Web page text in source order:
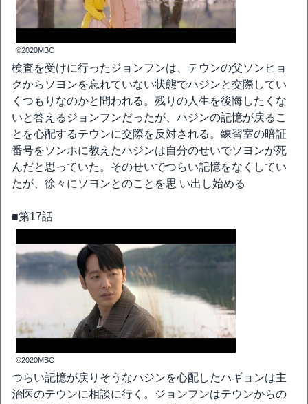
©2020MBC
検査を受けに行ったジョンフンは、テウンの父ソンヒョ
クからソヨンを忘れていない状態でハジンと交際してい
くつもりなのかと問われる。残りの人生を後悔したくな
いと答えるジョンフンだったが、ハジンの記憶が戻るこ
とを心配するテウンに交際を反対される。練習室の暗証
番号をソンホに教えたハジンは自分のせいでソヨンが死
んだと思っていた。そのせいでつらい記憶をなくしてい
たが、徐々にソヨンとのことを思 い出し始める
■第17話
©2020MBC
つらい記憶が戻りそうなハジンを心配したハギョンは主
治医のテウンに相談に行く。ジョンフンはテウンからの